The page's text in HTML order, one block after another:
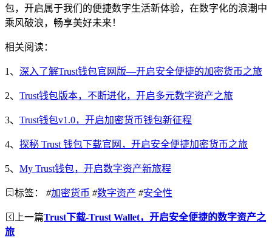
包，开启属于我们的便捷数字生活新体验，在数字化的浪潮中
乘风破浪，畅享美好未来！
相关阅读：
1、 深入了解Trust钱包官网版—开启安全便捷的加密货币之旅
2、 Trust钱包版本，不断进化，开启多元数字资产之旅
3、 Trust钱包v1.0，开启加密货币钱包新征程
4、 探秘 Trust 钱包下载官网，开启安全便捷加密货币之旅
5、 My Trust钱包，开启数字资产新旅程
标签： #加密货币 #数字资产 #安全性
上一篇Trust下载-Trust Wallet，开启安全便捷的数字资产之
旅